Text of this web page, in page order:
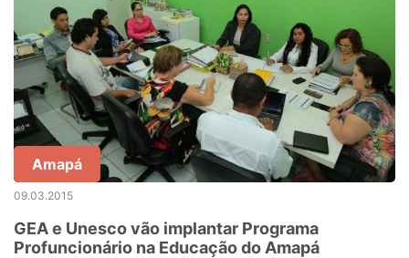
Amapá
09.03.2015
GEA e Unesco vão implantar Programa
Profuncionário na Educação do Amapá